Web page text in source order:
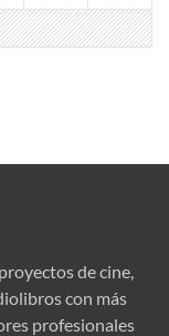
de cine,
con más
profesionales